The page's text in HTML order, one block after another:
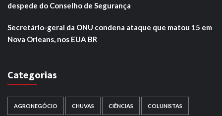
despede do Conselho de Segurança
Secretário-geral da ONU condena ataque que matou 15 em
Nova Orleans, nos EUA BR
Categorias
AGRONEGÓCIO CHUVAS CIÊNCIAS COLUNISTAS